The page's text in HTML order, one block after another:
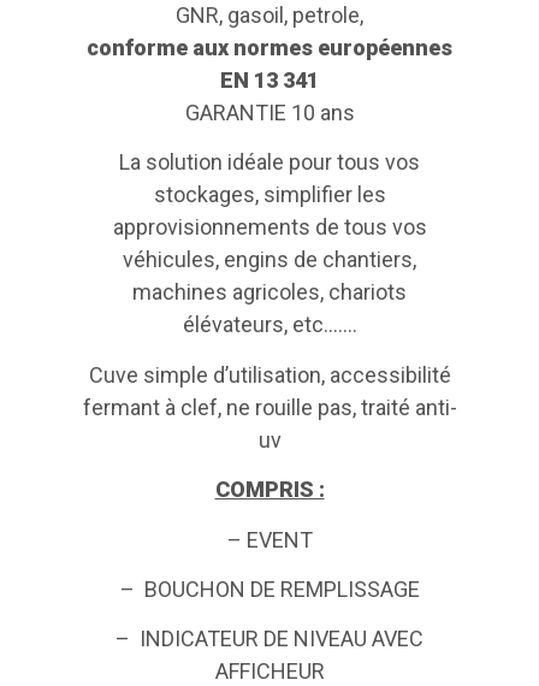
GNR, gasoil, petrole,
conforme aux normes européennes
EN 13 341
GARANTIE 10 ans
La solution idéale pour tous vos
stockages, simplifier les
approvisionnements de tous vos
véhicules, engins de chantiers,
machines agricoles, chariots
élévateurs, etc.……
Cuve simple d’utilisation, accessibilité
fermant à clef, ne rouille pas, traité anti-
uv
COMPRIS :
– EVENT
– BOUCHON DE REMPLISSAGE
– INDICATEUR DE NIVEAU AVEC
AFFICHEUR